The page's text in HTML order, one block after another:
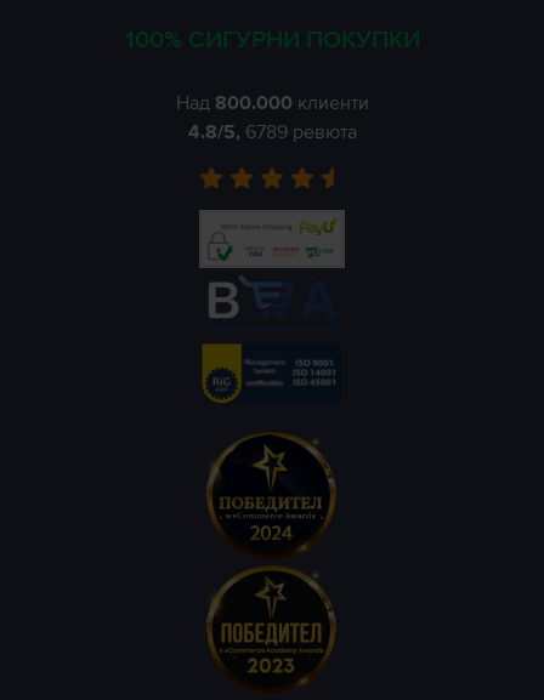
100% СИГУРНИ ПОКУПКИ
Над 800.000 клиенти
4.8/5, 6789 ревюта